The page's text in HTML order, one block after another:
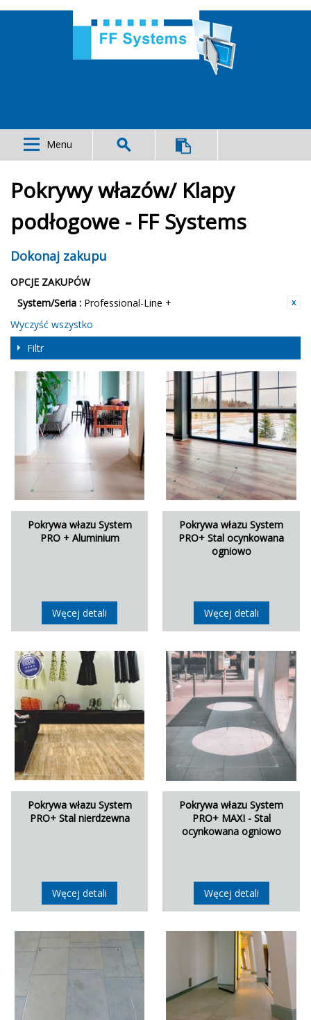
Menu
Pokrywy włazów/ Klapy
podłogowe - FF Systems
Dokonaj zakupu
OPCJE ZAKUPÓW
System/Seria : Professional-Line +
Wyczyść wszystko
Filtr
Pokrywa włazu System
PRO + Aluminium
Węcej detali
Pokrywa włazu System
PRO+ Stal ocynkowana
ogniowo
Węcej detali
Pokrywa włazu System
PRO+ Stal nierdzewna
Węcej detali
Pokrywa włazu System
PRO+ MAXI - Stal
ocynkowana ogniowo
Węcej detali